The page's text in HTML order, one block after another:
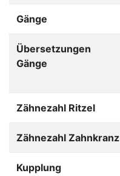
Gänge
Übersetzungen
Gänge
Zähnezahl Ritzel
Zähnezahl Zahnkranz
Kupplung